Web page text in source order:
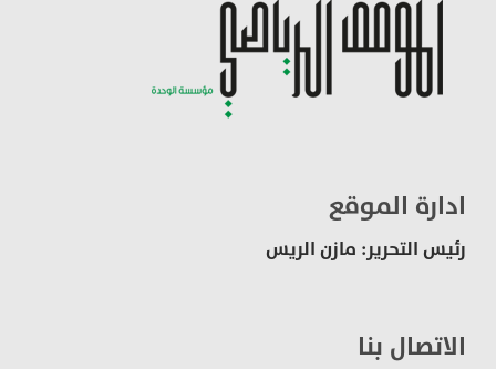
ادارة الموقع
رئيس التحرير: مازن الريس
الاتصال بنا